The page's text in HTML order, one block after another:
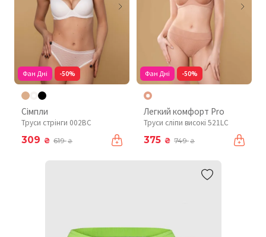
Фан Дні -50%
Сімпли
Труси стрінги 002BC
309 ₴ 619₴
Фан Дні -50%
Легкий комфорт Pro
Труси сліпи високі 521LC
375 ₴ 749₴